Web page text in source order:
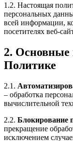
1.2. Настоящая
персональных
всей информации,
посетителях веб-
2. Основные
Политике
2.1.
– обработка
вычислительной
2.2. Блокирование
прекращение
исключением